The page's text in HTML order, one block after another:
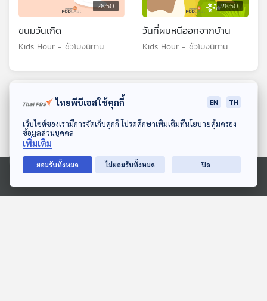
ดาวน์โหลด Thai PBS Podcast Application
Ⓒ 2020 องค์การกระจายเสียงและแพร่ภาพสาธารณะแห่งประเทศไทย
28:50
ขนมวันเกิด
Kids Hour - ชั่วโมงนิทาน
28:50
วันที่ผมหนีออกจากบ้าน
Kids Hour - ชั่วโมงนิทาน
ตอนที่เกี่ยวข้องไทยพีบีเอสใช้คุกกี้ EN TH
เว็บไซต์ของเรามีการจัดเก็บคุกกี้ โปรดศึกษาเพิ่มเติมที่นโยบายคุ้มครอง
ข้อมูลส่วนบุคคล
เพิ่มเติม
ยอมรับทั้งหมด ไม่ยอมรับทั้งหมด ปิด